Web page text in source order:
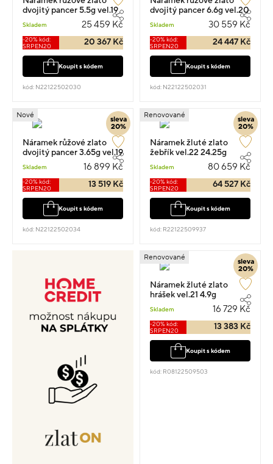
dvojitý pancer 5.5g vel.19
Skladem 25 459 Kč
-20% kód:
SRPEN20
20 367 Kč
Koupit s kódem
kód: N22122502030
dvojitý pancer 6.6g vel.20
Skladem 30 559 Kč
-20% kód:
SRPEN20
24 447 Kč
Koupit s kódem
kód: N22122502031
sleva
20%
Nové
Náramek růžové zlato
dvojitý pancer 3.65g vel.19
Skladem 16 899 Kč
-20% kód:
SRPEN20
13 519 Kč
Koupit s kódem
kód: N22122502034
sleva
20%
Renovované
Náramek žluté zlato
žebřík vel.22 24.25g
Skladem 80 659 Kč
-20% kód:
SRPEN20
64 527 Kč
Koupit s kódem
kód: R22122509937
sleva
20%
Renovované
Náramek žluté zlato
hrášek vel.21 4.9g
Skladem 16 729 Kč
-20% kód:
SRPEN20
13 383 Kč
Koupit s kódem
kód: R08122509503